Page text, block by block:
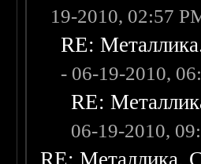
19-2010, 02:57
RE:
- 06-19-2010,
RE:
06-19-2010,
RE: Металлика.